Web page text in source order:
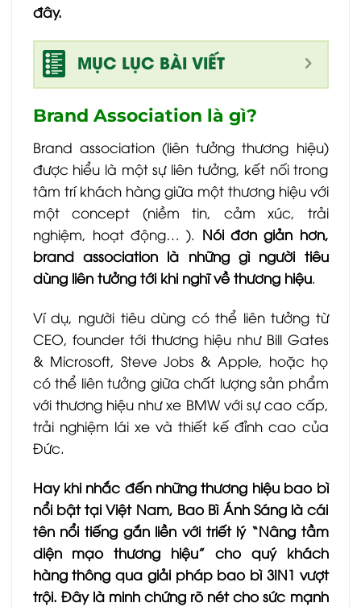
đây.
MỤC LỤC BÀI VIẾT
Brand Association là gì?
Brand association (liên tưởng thương hiệu)
được hiểu là một sự liên tưởng, kết nối trong
tâm trí khách hàng giữa một thương hiệu với
một concept (niềm tin, cảm xúc, trải
nghiệm, hoạt động… ). Nói đơn giản hơn,
brand association là những gì người tiêu
dùng liên tưởng tới khi nghĩ về thương hiệu.
Ví dụ, người tiêu dùng có thể liên tưởng từ
CEO, founder tới thương hiệu như Bill Gates
& Microsoft, Steve Jobs & Apple, hoặc họ
có thể liên tưởng giữa chất lượng sản phẩm
với thương hiệu như xe BMW với sự cao cấp,
trải nghiệm lái xe và thiết kế đỉnh cao của
Đức.
Hay khi nhắc đến những thương hiệu bao bì
nổi bật tại Việt Nam, Bao Bì Ánh Sáng là cái
tên nổi tiếng gắn liền với triết lý “Nâng tầm
diện mạo thương hiệu” cho quý khách
hàng thông qua giải pháp bao bì 3IN1 vượt
trội. Đây là minh chứng rõ nét cho sức mạnh